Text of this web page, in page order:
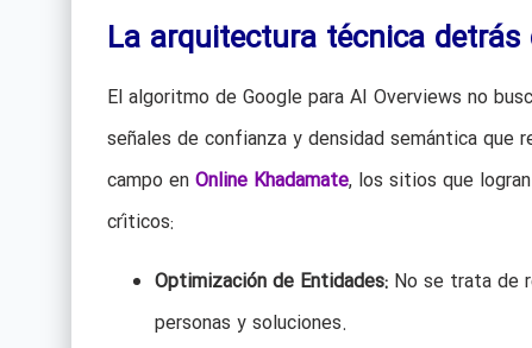
La arquitectura técnica
El algoritmo de Google para AI Overviews no
señales de confianza y densidad semántica que
campo en Online Khadamate, los sitios que
críticos:
Optimización de Entidades:No se trata de
personas y soluciones.